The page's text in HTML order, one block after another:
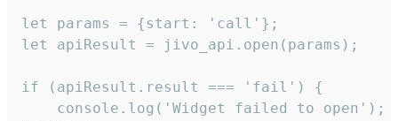
let params = {start: 'call'};
let apiResult = jivo_api.open(params);
if (apiResult.result === 'fail') {
    console.log('Widget failed to open');